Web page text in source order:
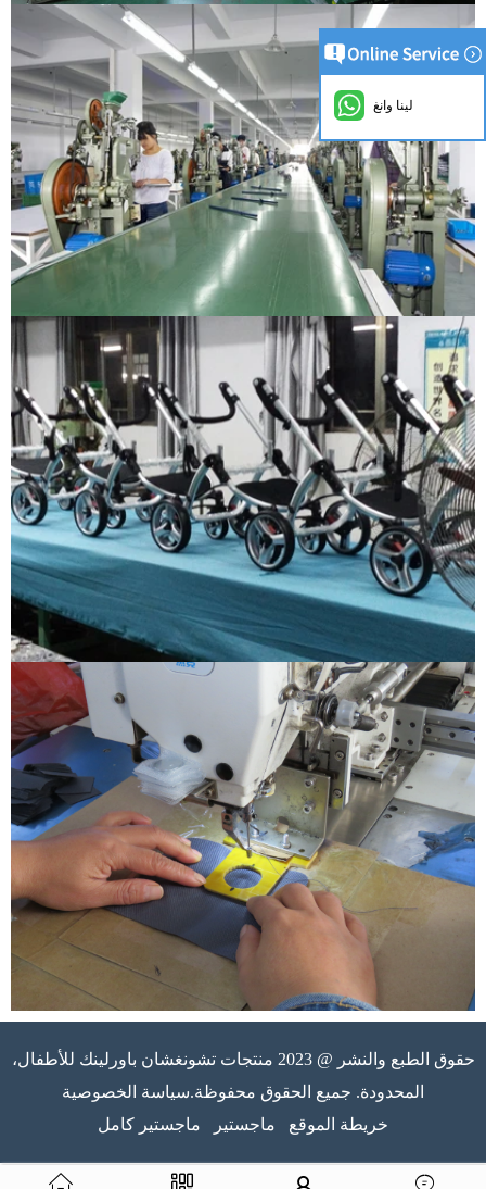
حقوق الطبع والنشر @ 2023 منتجات تشونغشان باورلينك للأطفال،
المحدودة. جميع الحقوق محفوظة.سياسة الخصوصية
خريطة الموقع
ماجستير ماجستير كامل
لينا وانغ